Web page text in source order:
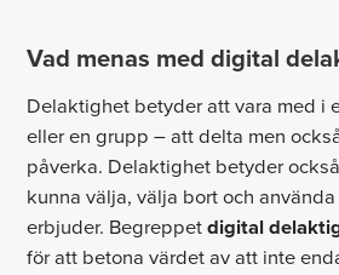
Vad menas med digital
Delaktighet betyder att vara med i
eller en grupp – att delta men
påverka. Delaktighet betyder
kunna välja, välja bort och
erbjuder. Begreppetdigital
för att betona värdet av att inte